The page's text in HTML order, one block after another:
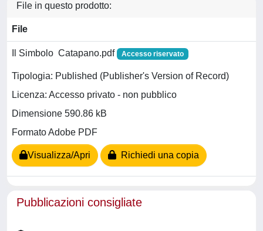
File in questo prodotto:
File
Il Simbolo ­ Catapano.pdf Accesso riservato
Tipologia: Published (Publisher's Version of Record)
Licenza: Accesso privato - non pubblico
Dimensione 590.86 kB
Formato Adobe PDF
Visualizza/Apri Richiedi una copia
Pubblicazioni consigliate